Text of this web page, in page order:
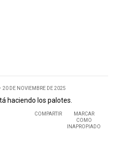
20 DE NOVIEMBRE DE 2025
haciendo los palotes.
COMPARTIR
MARCAR
COMO
INAPROPIADO